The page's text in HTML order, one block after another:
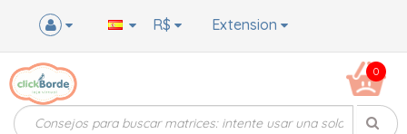
Extension
R$
0